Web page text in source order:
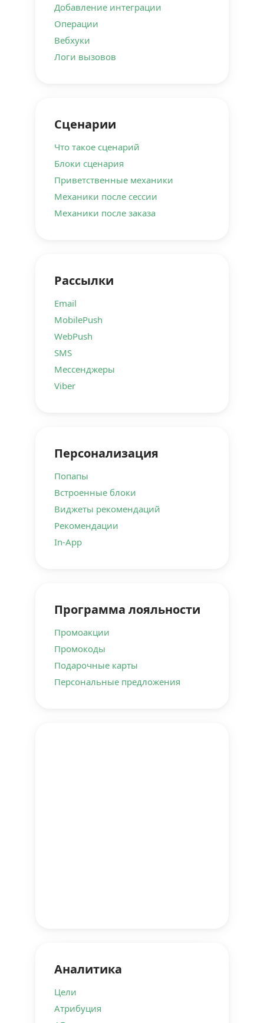
Добавление интеграции
Операции
Вебхуки
Логи вызовов
Сценарии
Что такое сценарий
Блоки сценария
Приветственные механики
Механики после сессии
Механики после заказа
Рассылки
Email
MobilePush
WebPush
SMS
Мессенджеры
Viber
Персонализация
Попапы
Встроенные блоки
Виджеты рекомендаций
Рекомендации
In-App
Программа лояльности
Промоакции
Промокоды
Подарочные карты
Персональные предложения
Аналитика
Цели
Атрибуция